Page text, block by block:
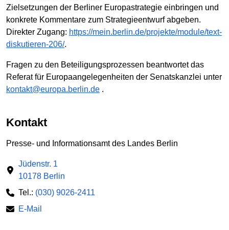
Zielsetzungen der Berliner Europastrategie einbringen und
konkrete Kommentare zum Strategieentwurf abgeben.
Direkter Zugang: https://mein.berlin.de/projekte/module/text-
diskutieren-206/.
Fragen zu den Beteiligungsprozessen beantwortet das
Referat für Europaangelegenheiten der Senatskanzlei unter
kontakt@europa.berlin.de .
Kontakt
Presse- und Informationsamt des Landes Berlin
Jüdenstr. 1
10178 Berlin
Tel.: (030) 9026-2411
E-Mail